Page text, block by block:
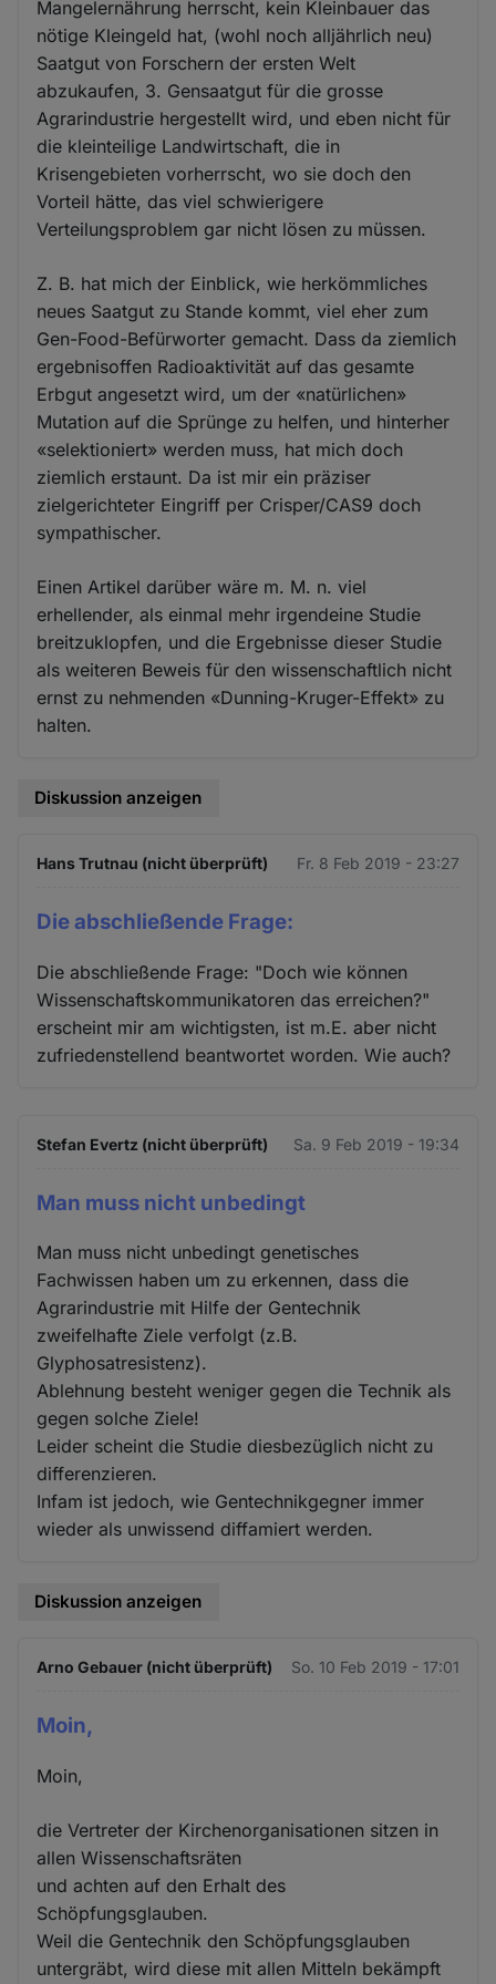
Mangelernährung herrscht, kein Kleinbauer das
nötige Kleingeld hat, (wohl noch alljährlich neu)
Saatgut von Forschern der ersten Welt
abzukaufen, 3. Gensaatgut für die grosse
Agrarindustrie hergestellt wird, und eben nicht für
die kleinteilige Landwirtschaft, die in
Krisengebieten vorherrscht, wo sie doch den
Vorteil hätte, das viel schwierigere
Verteilungsproblem gar nicht lösen zu müssen.
Z. B. hat mich der Einblick, wie herkömmliches
neues Saatgut zu Stande kommt, viel eher zum
Gen-Food-Befürworter gemacht. Dass da ziemlich
ergebnisoffen Radioaktivität auf das gesamte
Erbgut angesetzt wird, um der «natürlichen»
Mutation auf die Sprünge zu helfen, und hinterher
«selektioniert» werden muss, hat mich doch
ziemlich erstaunt. Da ist mir ein präziser
zielgerichteter Eingriff per Crisper/CAS9 doch
sympathischer.
Einen Artikel darüber wäre m. M. n. viel
erhellender, als einmal mehr irgendeine Studie
breitzuklopfen, und die Ergebnisse dieser Studie
als weiteren Beweis für den wissenschaftlich nicht
ernst zu nehmenden «Dunning-Kruger-Effekt» zu
halten.
Diskussion anzeigen
Hans Trutnau (nicht überprüft) Fr. 8 Feb 2019 - 23:27
Die abschließende Frage:
Die abschließende Frage: "Doch wie können
Wissenschaftskommunikatoren das erreichen?"
erscheint mir am wichtigsten, ist m.E. aber nicht
zufriedenstellend beantwortet worden. Wie auch?
Stefan Evertz (nicht überprüft) Sa. 9 Feb 2019 - 19:34
Man muss nicht unbedingt
Man muss nicht unbedingt genetisches
Fachwissen haben um zu erkennen, dass die
Agrarindustrie mit Hilfe der Gentechnik
zweifelhafte Ziele verfolgt (z.B.
Glyphosatresistenz).
Ablehnung besteht weniger gegen die Technik als
gegen solche Ziele!
Leider scheint die Studie diesbezüglich nicht zu
differenzieren.
Infam ist jedoch, wie Gentechnikgegner immer
wieder als unwissend diffamiert werden.
Diskussion anzeigen
Arno Gebauer (nicht überprüft) So. 10 Feb 2019 - 17:01
Moin,
Moin,
die Vertreter der Kirchenorganisationen sitzen in
allen Wissenschaftsräten
und achten auf den Erhalt des
Schöpfungsglauben.
Weil die Gentechnik den Schöpfungsglauben
untergräbt, wird diese mit allen Mitteln bekämpft